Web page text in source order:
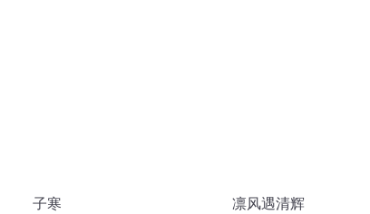
子寒 凛风遇清辉